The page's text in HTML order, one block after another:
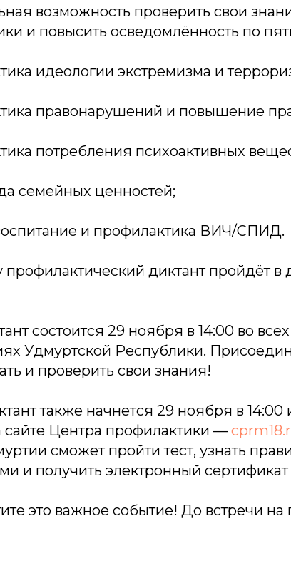
возможность проверить свои
и повысить осведомлённость по
идеологии экстремизма и
правонарушений и повышение
потребления психоактивных
семейных ценностей;
и профилактика ВИЧ/СПИД.
профилактический диктант пройдёт
состоится 29 ноября в 14:00 во
Удмуртской Республики.
и проверить свои знания!
также начнется 29 ноября в 14:00
сайте Центра профилактики —
сможет пройти тест, узнать
и получить электронный сертификат
это важное событие! До встречи